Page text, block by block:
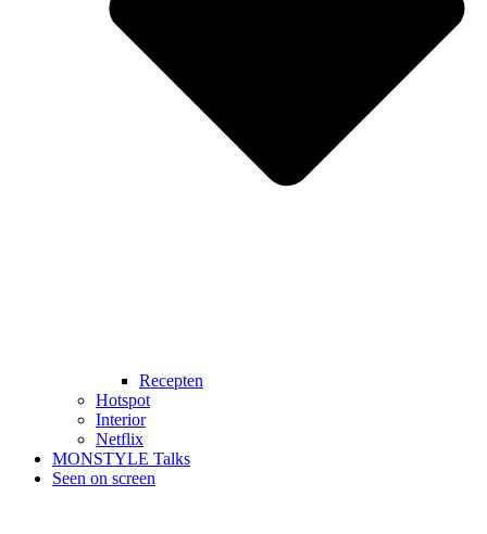
Recepten
Hotspot
Interior
Netflix
MONSTYLE Talks
Seen on screen